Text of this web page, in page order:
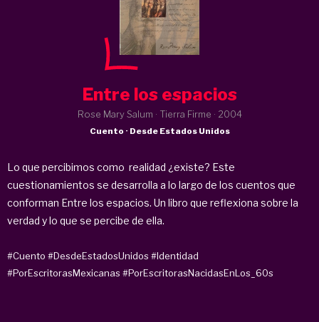
Entre los espacios
Rose Mary Salum · Tierra Firme · 2004
Cuento · Desde Estados Unidos
Lo que percibimos como realidad ¿existe? Este
cuestionamientos se desarrolla a lo largo de los cuentos que
conforman Entre los espacios. Un libro que reflexiona sobre la
verdad y lo que se percibe de ella.
#Cuento #DesdeEstadosUnidos #Identidad
#PorEscritorasMexicanas #PorEscritorasNacidasEnLos_60s